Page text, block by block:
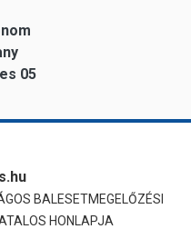
BALESETMEGELŐZÉSI
HONLAPJA